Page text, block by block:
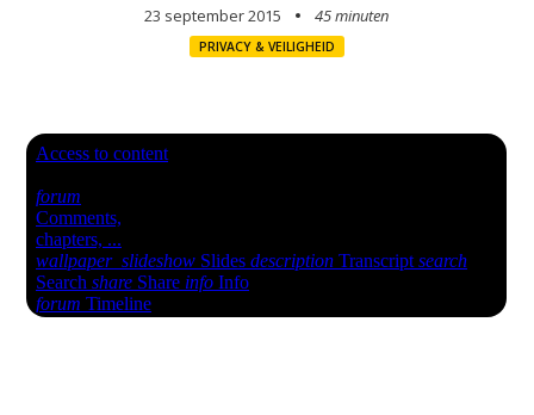
23 september 2015 45 minuten
PRIVACY & VEILIGHEID